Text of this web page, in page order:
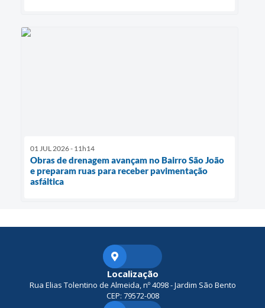
01 JUL 2026 - 11h14
Obras de drenagem avançam no Bairro São João
e preparam ruas para receber pavimentação
asfáltica
Localização
Rua Elias Tolentino de Almeida, nº 4098 - Jardim São Bento
CEP: 79572-008